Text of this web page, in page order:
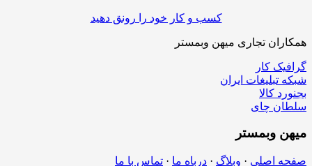
کسب و کار خود را رونق دهید
همکاران تجاری میهن وبمستر
گرافیک کار
شبکه تبلیغات ایران
بجنورد کالا
سلطان چای
میهن وبمستر
صفحه اصلی · وبلاگ · درباه ما · تماس با ما